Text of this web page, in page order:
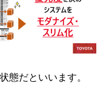
態だといいます。